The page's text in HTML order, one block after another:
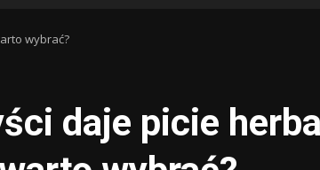
wybrać?
daje picie